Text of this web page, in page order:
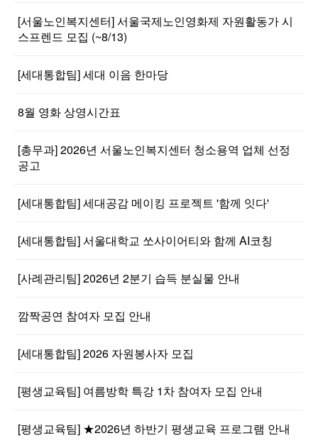
[서울노인복지센터] 서울국제노인영화제 자원활동가 시
스프렌드 모집 (~8/13)
[세대통합팀] 세대 이음 한마당
8월 영화 상영시간표
[총무과] 2026년 서울노인복지센터 청소용역 업체 선정
공고
[세대통합팀] 세대공감 메이킹 프로젝트 '함께 잇다'
[세대통합팀] 서울대학교 쏘사이어티와 함께 AI코칭
[사례관리팀] 2026년 2분기 습득 분실물 안내
깜짝공연 참여자 모집 안내
[세대통합팀] 2026 자원봉사자 모집
[평생교육팀] 여름방학 특강 1차 참여자 모집 안내
[평생교육팀] ★2026년 하반기 평생교육 프로그램 안내